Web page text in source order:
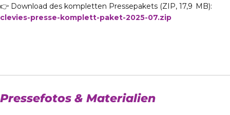
👉 Download des kompletten Pressepakets (ZIP, 17,9 MB):
clevies-presse-komplett-paket-2025-07.zip
Pressefotos & Materialien